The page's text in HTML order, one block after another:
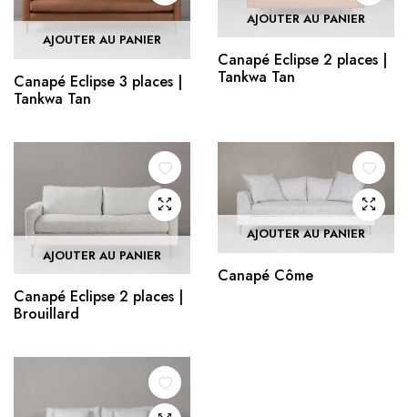
AJOUTER AU PANIER
Canapé Eclipse 3 places |
Tankwa Tan
AJOUTER AU PANIER
Canapé Eclipse 2 places |
Tankwa Tan
AJOUTER AU PANIER
Canapé Eclipse 2 places |
Brouillard
AJOUTER AU PANIER
Canapé Côme